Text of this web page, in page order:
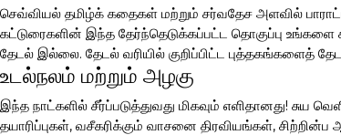
செவ்வியல் தமிழ்க் கதைகள் மற்றும் சர்வதேச அளவில்
கட்டுரைகளின் இந்த தேர்ந்தெடுக்கப்பட்ட தொகுப்பு
தேடல் இல்லை. தேடல் வரியில் குறிப்பிட்ட புத்தகங்களைத்
உடல்நலம் மற்றும் அழகு
இந்த நாட்களில் சீர்ப்படுத்துவது மிகவும் எளிதானது! சுய
தயாரிப்புகள், வசீகரிக்கும் வாசனை திரவியங்கள்,